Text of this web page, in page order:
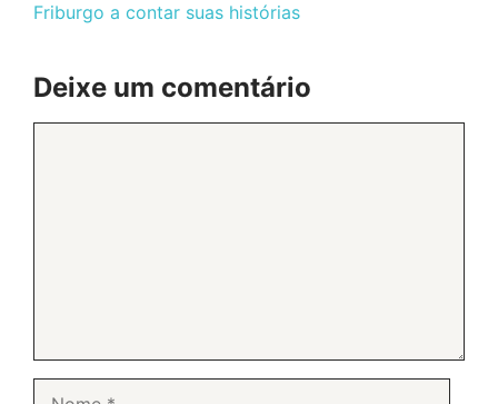
Friburgo a contar suas histórias
Deixe um comentário